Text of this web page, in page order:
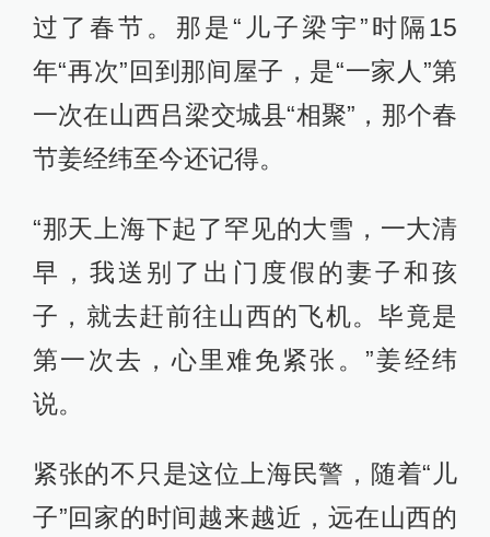
过了春节。那是“儿子梁宇”时隔15
年“再次”回到那间屋子，是“一家人”第
一次在山西吕梁交城县“相聚”，那个春
节姜经纬至今还记得。
“那天上海下起了罕见的大雪，一大清
早，我送别了出门度假的妻子和孩
子，就去赶前往山西的飞机。毕竟是
第一次去，心里难免紧张。”姜经纬
说。
紧张的不只是这位上海民警，随着“儿
子”回家的时间越来越近，远在山西的